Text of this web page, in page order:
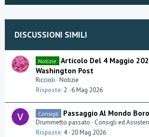
DISCUSSIONI SIMILI
Notizie
Articolo Del 4 Maggio
Washington Post
Riccioli Notizie
Risposte 2 6 Mag 2026
Consigli Passaggio Al Mondo
Drummetto passato
Consigli ed
Risposte 4 20 Mag 2026